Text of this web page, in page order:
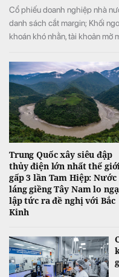
Cổ phiếu doanh nghiệp nhà
danh sách cắt margin; Khối
khoán khó nhằn, tài khoản mở
Trung Quốc xây siêu đập
thủy điện lớn nhất thế
gấp 3 lần Tam Hiệp: Nước
láng giềng Tây Nam lo
lập tức ra đề nghị với Bắc
Kinh